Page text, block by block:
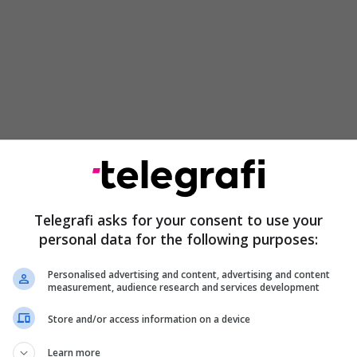
e shumë ligjeve që përfunduan në Gjykatë
për Ardhmërinë e Kosovës të premten dërgoi
edhe Ligjin për pagën minimale.
nuk ka dyshim se Vuçiqi ka nxitur
– pyetjet për Escobarin
të Bashkuara të Amerikës, Gabriel Escobar ka
kësaj jave para Komitetit për Punë të Jashtme
Telegrafi asks for your consent to use your
personal data for the following purposes:
Personalised advertising and content, advertising and content
measurement, audience research and services development
Store and/or access information on a device
Learn more